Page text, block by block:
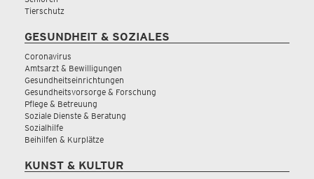
Tierschutz
GESUNDHEIT & SOZIALES
Coronavirus
Amtsarzt & Bewilligungen
Gesundheitseinrichtungen
Gesundheitsvorsorge & Forschung
Pflege & Betreuung
Soziale Dienste & Beratung
Sozialhilfe
Beihilfen & Kurplätze
KUNST & KULTUR